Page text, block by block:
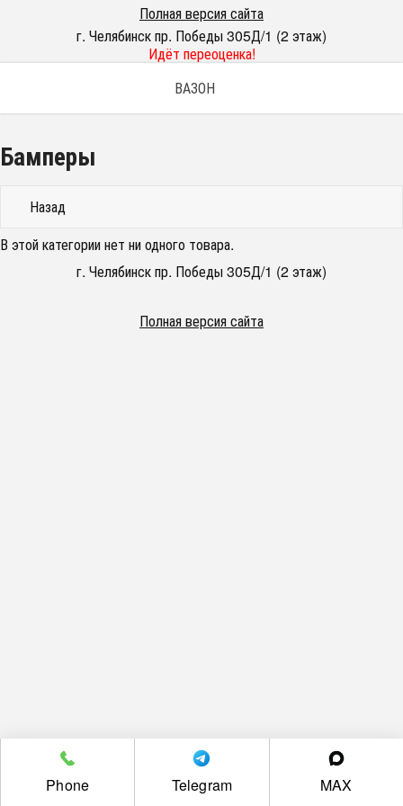
Полная версия сайта
г. Челябинск пр. Победы 305Д/1 (2 этаж)
Идёт переоценка!
ВАЗОН
Бамперы
Назад
В этой категории нет ни одного товара.
г. Челябинск пр. Победы 305Д/1 (2 этаж)
Полная версия сайта
Phone Telegram MAX